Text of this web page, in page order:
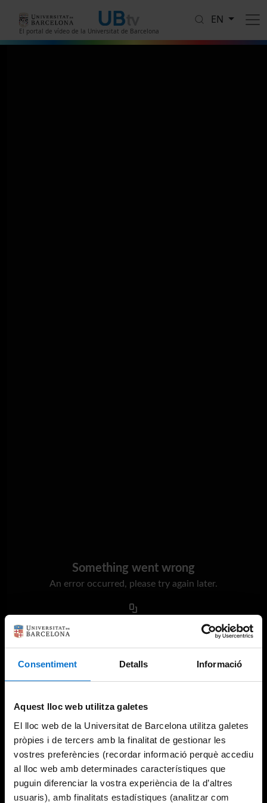
Consentiment Detalls Informació
Aquest lloc web utilitza galetes
El lloc web de la Universitat de Barcelona utilitza galetes
pròpies i de tercers amb la finalitat de gestionar les
vostres preferències (recordar informació perquè accediu
al lloc web amb determinades característiques que
puguin diferenciar la vostra experiència de la d’altres
usuaris), amb finalitats estadístiques (analitzar com
El portal de vídeo de la Universitat de Barcelona
EN
Something went wrong
An error occurred, please try again later.